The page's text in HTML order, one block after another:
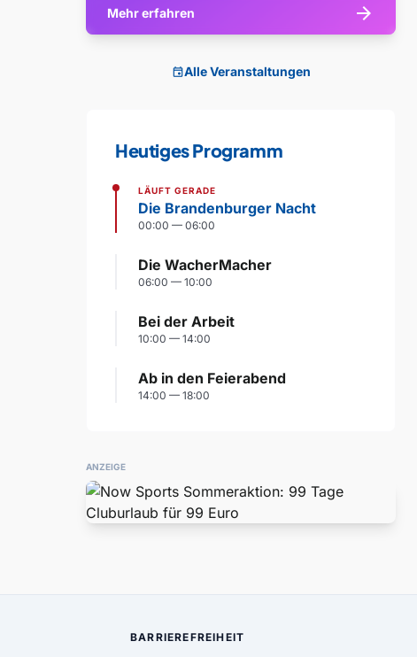
Mehr erfahren arrow_forward
eventAlle Veranstaltungen
Heutiges Programm
LÄUFT GERADE
Die Brandenburger Nacht
00:00 — 06:00
Die WacherMacher
06:00 — 10:00
Bei der Arbeit
10:00 — 14:00
Ab in den Feierabend
14:00 — 18:00
ANZEIGE
BARRIEREFREIHEIT